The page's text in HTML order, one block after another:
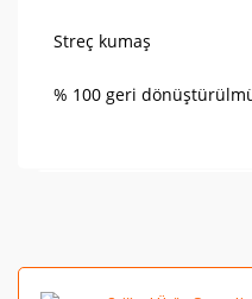
Streç kumaş
% 100 geri
formunu kullanarak